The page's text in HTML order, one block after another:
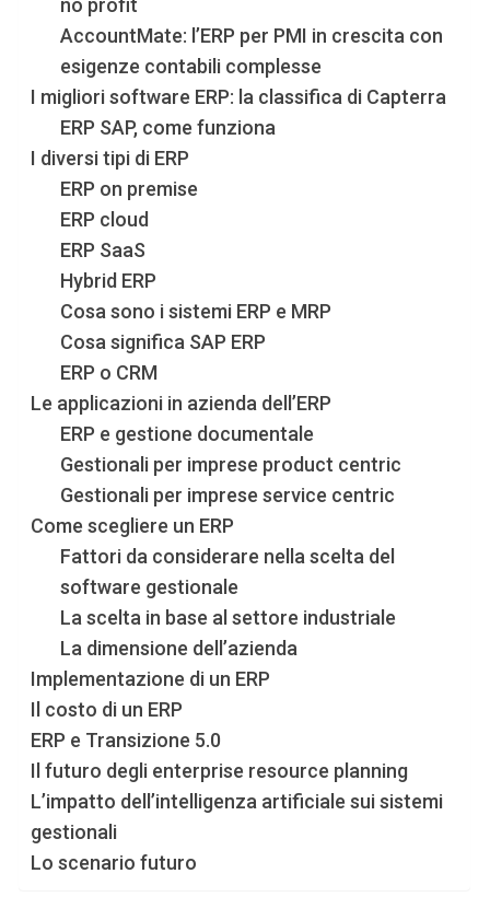
no profit
AccountMate: l’ERP per PMI in crescita con
esigenze contabili complesse
I migliori software ERP: la classifica di Capterra
ERP SAP, come funziona
I diversi tipi di ERP
ERP on premise
ERP cloud
ERP SaaS
Hybrid ERP
Cosa sono i sistemi ERP e MRP
Cosa significa SAP ERP
ERP o CRM
Le applicazioni in azienda dell’ERP
ERP e gestione documentale
Gestionali per imprese product centric
Gestionali per imprese service centric
Come scegliere un ERP
Fattori da considerare nella scelta del
software gestionale
La scelta in base al settore industriale
La dimensione dell’azienda
Implementazione di un ERP
Il costo di un ERP
ERP e Transizione 5.0
Il futuro degli enterprise resource planning
L’impatto dell’intelligenza artificiale sui sistemi
gestionali
Lo scenario futuro